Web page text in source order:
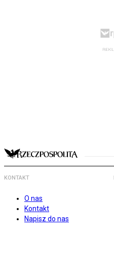
KONTAKT
O nas
Kontakt
Napisz do nas